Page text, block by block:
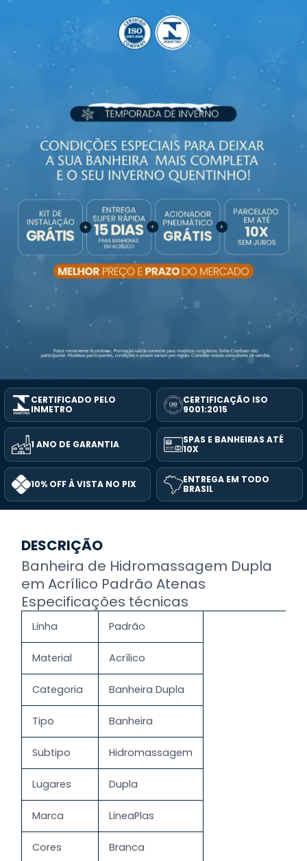
CERTIFICADO PELO
INMETRO
CERTIFICAÇÃO ISO
9001:2015
1 ANO DE GARANTIA
SPAS E BANHEIRAS ATÉ
10X
10% OFF À VISTA NO PIX
ENTREGA EM TODO
BRASIL
DESCRIÇÃO
Banheira de Hidromassagem Dupla
em Acrílico Padrão Atenas
Especificações técnicas
Linha Padrão
Material Acrílico
Categoria Banheira Dupla
Tipo Banheira
Subtipo Hidromassagem
Lugares Dupla
Marca LineaPlas
Cores Branca